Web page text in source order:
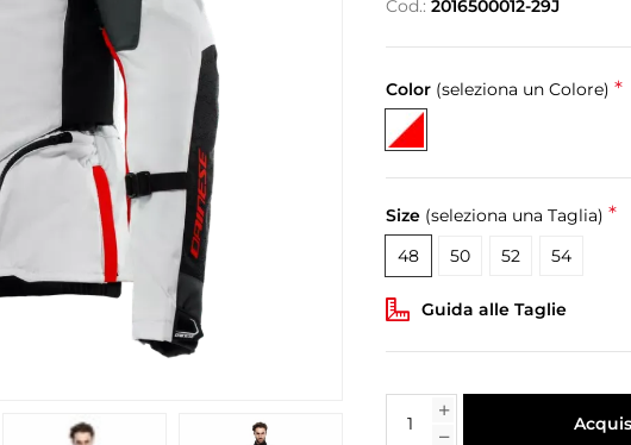
Cod.: 2016500012-29J
Color (seleziona un Colore) *
Size (seleziona una Taglia) *
48 50 52 54
Guida alle Taglie